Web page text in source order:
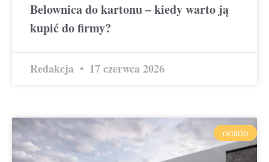
Belownica do kartonu – kiedy warto ją
kupić do firmy?
Redakcja 17 czerwca 2026
OGRÓD